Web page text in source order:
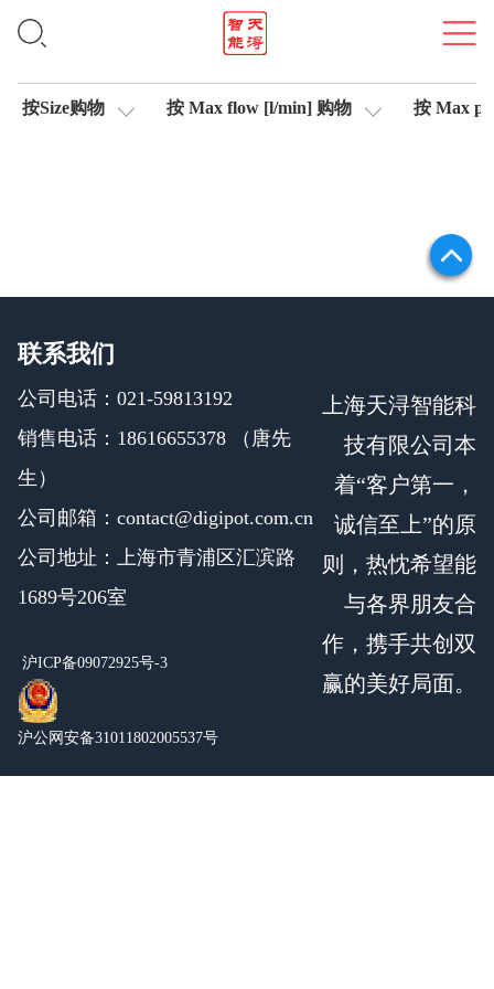
轴控制伺服比例阀
按Size购物 按 Max flow [l/min] 购物 按 Max
联系我们
公司电话：021-59813192
销售电话：18616655378 （唐先
生）
公司邮箱：contact@digipot.com.cn
公司地址：上海市青浦区汇滨路
1689号206室
沪ICP备09072925号-3
沪公网安备31011802005537号
上海天浔智能科
技有限公司本
着“客户第一，
诚信至上”的原
则，热忱希望能
与各界朋友合
作，携手共创双
赢的美好局面。